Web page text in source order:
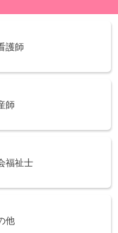
護師
師
福祉士
他